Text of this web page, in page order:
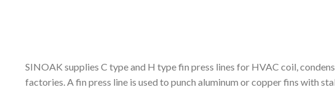
SINOAK supplies C type and H type fin press lines for HVAC coil,
factories. A fin press line is used to punch aluminum or copper fins with